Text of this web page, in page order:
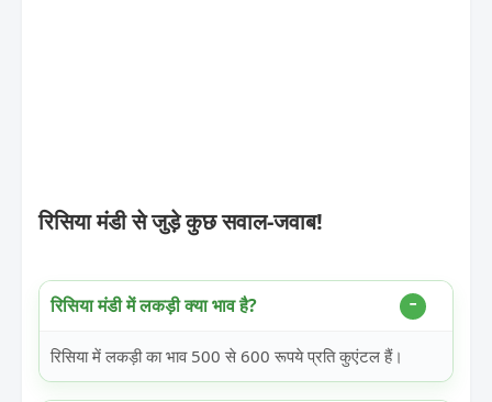
रिसिया मंडी से जुड़े कुछ सवाल-जवाब!
रिसिया मंडी में लकड़ी क्या भाव है?
रिसिया में लकड़ी का भाव 500 से 600 रूपये प्रति कुएंटल हैं।